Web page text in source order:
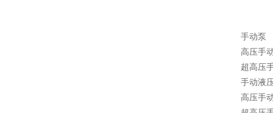
手动泵
高压手
超高压
手动液
高压手